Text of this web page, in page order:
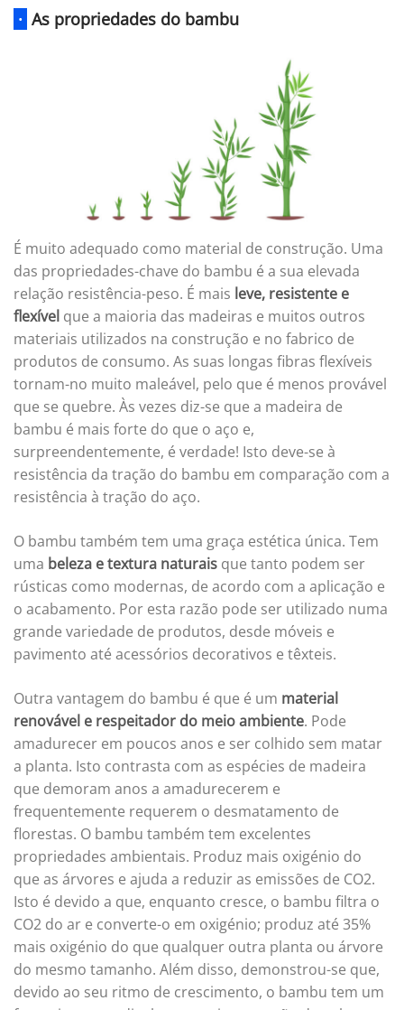
· As propriedades do bambu
É muito adequado como material de construção. Uma
das propriedades-chave do bambu é a sua elevada
relação resistência-peso. É mais leve, resistente e
flexível que a maioria das madeiras e muitos outros
materiais utilizados na construção e no fabrico de
produtos de consumo. As suas longas fibras flexíveis
tornam-no muito maleável, pelo que é menos provável
que se quebre. Às vezes diz-se que a madeira de
bambu é mais forte do que o aço e,
surpreendentemente, é verdade! Isto deve-se à
resistência da tração do bambu em comparação com a
resistência à tração do aço.
O bambu também tem uma graça estética única. Tem
uma beleza e textura naturais que tanto podem ser
rústicas como modernas, de acordo com a aplicação e
o acabamento. Por esta razão pode ser utilizado numa
grande variedade de produtos, desde móveis e
pavimento até acessórios decorativos e têxteis.
Outra vantagem do bambu é que é um material
renovável e respeitador do meio ambiente. Pode
amadurecer em poucos anos e ser colhido sem matar
a planta. Isto contrasta com as espécies de madeira
que demoram anos a amadurecerem e
frequentemente requerem o desmatamento de
florestas. O bambu também tem excelentes
propriedades ambientais. Produz mais oxigénio do
que as árvores e ajuda a reduzir as emissões de CO2.
Isto é devido a que, enquanto cresce, o bambu filtra o
CO2 do ar e converte-o em oxigénio; produz até 35%
mais oxigénio do que qualquer outra planta ou árvore
do mesmo tamanho. Além disso, demonstrou-se que,
devido ao seu ritmo de crescimento, o bambu tem um